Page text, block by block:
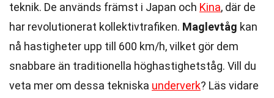
teknik. De används främst i Japan och Kina, där de
har revolutionerat kollektivtrafiken. Maglevtåg kan
nå hastigheter upp till 600 km/h, vilket gör dem
snabbare än traditionella höghastighetståg. Vill du
veta mer om dessa tekniska underverk? Läs vidare